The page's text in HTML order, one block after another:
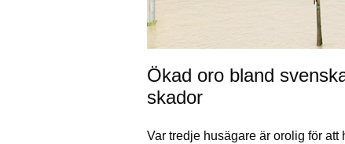
Ökad oro bland
skador
Var tredje husägare är orolig för